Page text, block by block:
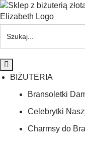
BIŻUTERIA
Bransoletki
Celebrytki
Charmsy do